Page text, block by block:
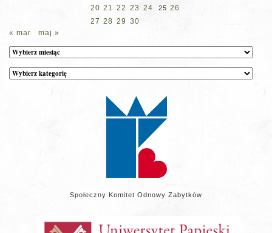
20 21 22 23 24 25 26
27 28 29 30
« mar
maj »
Archiwum
Kategorie
wpisów
Społeczny Komitet Odnowy Zabytków